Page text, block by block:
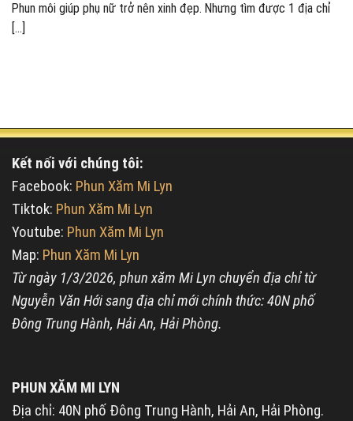
Phun môi giúp phụ nữ trở nên xinh đẹp. Nhưng tìm được 1 địa chỉ
[...]
Kết nối với chúng tôi:
Facebook: Phun Xăm Mi Lyn
Tiktok: Phun Xăm Mi Lyn
Youtube: Phun Xăm Mi Lyn
Map: Phun Xăm Mi Lyn
Từ ngày 1/3/2026, phun xăm Mi Lyn chuyển địa chỉ từ
Nguyễn Văn Hới sang địa chỉ mới chính thức: 40N phố
Đông Trung Hành, Hải An, Hải Phòng.
PHUN XĂM MI LYN
Địa chỉ: 40N phố Đông Trung Hành, Hải An, Hải Phòng.